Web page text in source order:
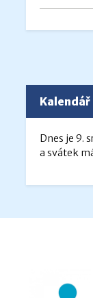
Kalendář
Dnes je 9.
a svátek